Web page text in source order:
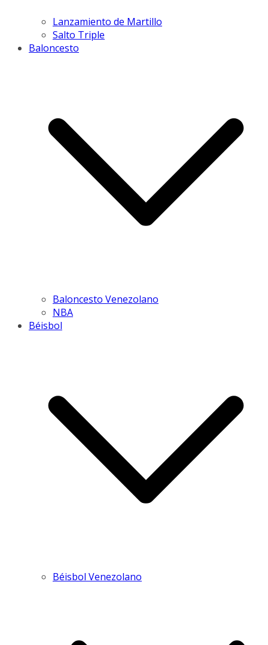
Lanzamiento de Martillo
Salto Triple
Baloncesto
Baloncesto Venezolano
NBA
Béisbol
Béisbol Venezolano